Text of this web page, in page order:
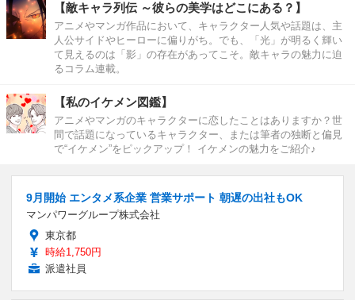
【敵キャラ列伝 ～彼らの美学はどこにある？】
アニメやマンガ作品において、キャラクター人気や話題は、主
人公サイドやヒーローに偏りがち。でも、「光」が明るく輝い
て見えるのは「影」の存在があってこそ。敵キャラの魅力に迫
るコラム連載。
【私のイケメン図鑑】
アニメやマンガのキャラクターに恋したことはありますか？世
間で話題になっているキャラクター、または筆者の独断と偏見
で“イケメン”をピックアップ！ イケメンの魅力をご紹介♪
9月開始 エンタメ系企業 営業サポート 朝遅の出社もOK
マンパワーグループ株式会社
東京都
時給1,750円
派遣社員